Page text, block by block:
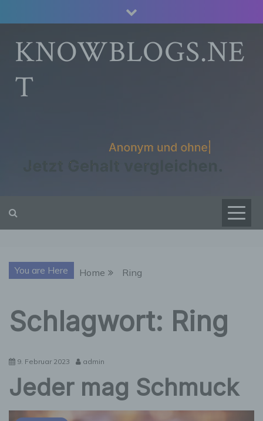
to
contentKNOWBLOGS.NE
T
You are Here Home Ring
Schlagwort: Ring
9. Februar 2023 admin
Jeder mag Schmuck